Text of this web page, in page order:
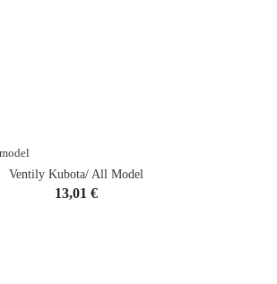
Ventily Kubota/ All Model
Cena
13,01 €